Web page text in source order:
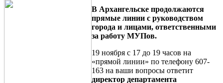
В Архангельске продолжаются
прямые линии с руководством
города и лицами, ответственными
за работу МУПов.
19 ноября с 17 до 19 часов на
«прямой линии» по телефону 607-
163 на ваши вопросы ответит
директор департамента